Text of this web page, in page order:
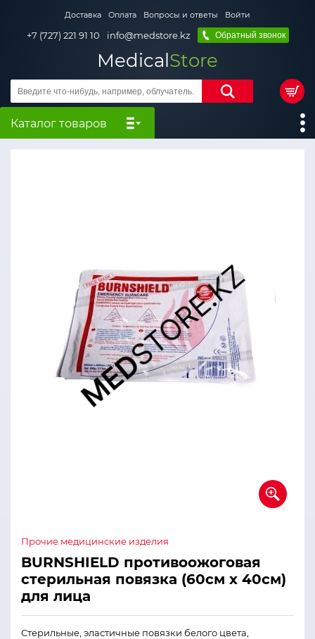
Доставка Оплата Вопросы и ответы Войти
+7 (727) 221 91 10 info@medstore.kz Обратный звонок
MedicalStore
Каталог товаров
Прочие медицинские изделия
BURNSHIELD противоожоговая
стерильная повязка (60см х 40см)
для лица
Стерильные, эластичные повязки белого цвета,